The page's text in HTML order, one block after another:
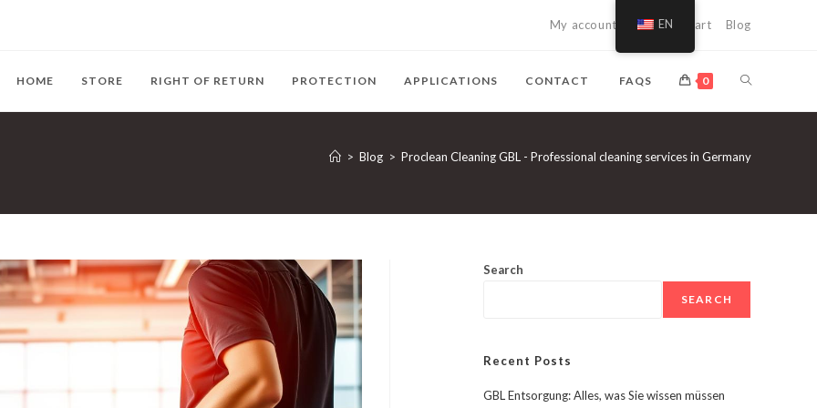
My account Shopping cart Blog
HOME STORE RIGHT OF RETURN PROTECTION APPLICATIONS CONTACT FAQS 0 TOGGLE
> Blog > Proclean Cleaning GBL - Professional cleaning services in Germany
Search
SEARCH
Recent Posts
GBL Entsorgung: Alles, was Sie wissen müssen
EN